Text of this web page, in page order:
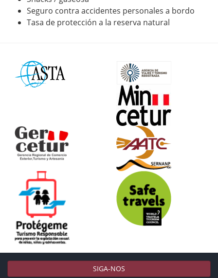
Seguro contra accidentes personales a bordo
Tasa de protección a la reserva natural
SIGA-NOS